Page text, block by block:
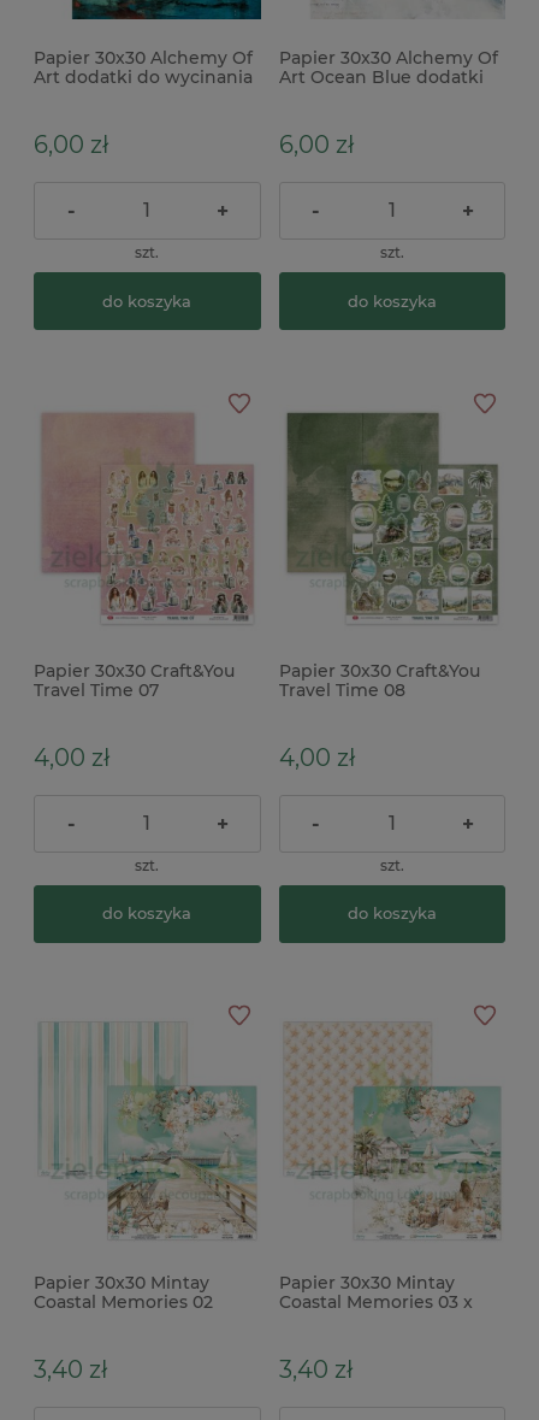
Papier 30x30 Alchemy Of
Art dodatki do wycinania
6,00 zł
- +
szt.
do koszyka
Papier 30x30 Alchemy Of
Art Ocean Blue dodatki
6,00 zł
- +
szt.
do koszyka
Papier 30x30 Craft&You
Travel Time 07
4,00 zł
- +
szt.
do koszyka
Papier 30x30 Craft&You
Travel Time 08
4,00 zł
- +
szt.
do koszyka
Papier 30x30 Mintay
Coastal Memories 02
3,40 zł
Papier 30x30 Mintay
Coastal Memories 03 x
3,40 zł